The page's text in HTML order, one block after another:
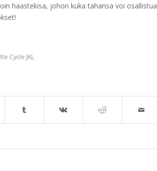
haastekisa, johon kuka tahansa voi osallistua
Cycle JKL